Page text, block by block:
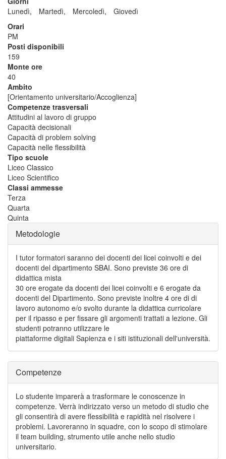
Lunedì,
Martedì, Mercoledì,
Giovedì
Orari
PM
Posti disponibili
159
Monte ore
40
Ambito
[Orientamento universitario/Accoglienza]
Competenze trasversali
Attitudini al lavoro di gruppo
Capacità decisionali
Capacità di problem solving
Capacità nelle flessibilità
Tipo scuole
Liceo Classico
Liceo Scientifico
Classi ammesse
Terza
Quarta
Quinta
Metodologie
I tutor formatori saranno dei docenti dei licei coinvolti e dei
docenti del dipartimento SBAI. Sono previste 36 ore di
didattica mista
30 ore erogate da docenti dei licei coinvolti e 6 erogate da
docenti del Dipartimento. Sono previste inoltre 4 ore di di
lavoro autonomo e/o svolto durante la didattica curricolare
per il ripasso e per fissare gli argomenti trattati a lezione. Gli
studenti potranno utilizzare le
piattaforme digitali Sapienza e i siti istituzionali dell'università.
Competenze
Lo studente imparerà a trasformare le conoscenze in
competenze. Verrà indirizzato verso un metodo di studio che
gli consentirà di avere flessibilità e rapidità nel risolvere i
problemi. Lavoreranno in squadre, con lo scopo di stimolare
il team building, strumento utile anche nello studio
universitario.